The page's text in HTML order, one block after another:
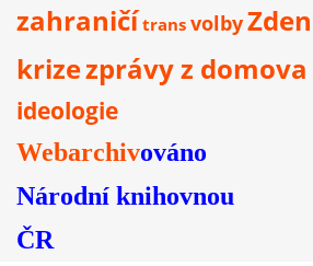
zahraničí trans volby
krizezprávy z domova
ideologie
Webarchivováno
Národní knihovnou
ČR